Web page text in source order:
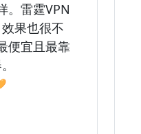
。雷霆VPN
果也很不
便宜且最靠